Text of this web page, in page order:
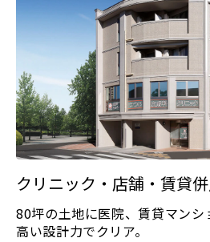
クリニック・店舗・賃貸
80坪の土地に医院、賃貸マンシ
高い設計力でクリア。